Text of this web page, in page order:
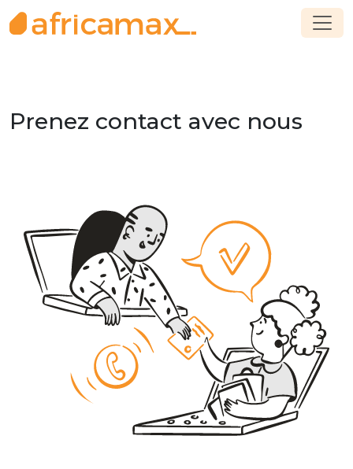
Prenez contact avec nous